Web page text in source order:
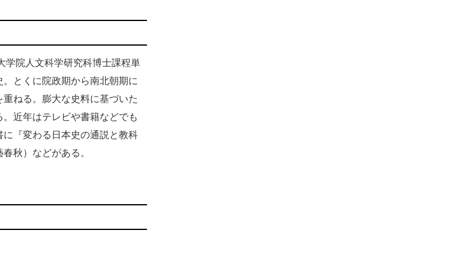
学院人文科学研究科博士課程単
とくに院政期から南北朝期に
ねる。膨大な史料に基づいた
近年はテレビや書籍などでも
『変わる日本史の通説と教科
秋）などがある。